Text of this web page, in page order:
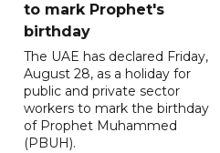
to mark Prophet's
birthday
The UAE has declared Friday,
August 28, as a holiday for
public and private sector
workers to mark the birthday
of Prophet Muhammed
(PBUH).